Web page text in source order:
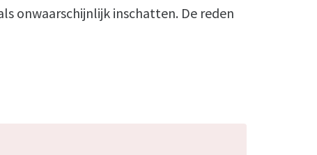
onwaarschijnlijk inschatten. De reden